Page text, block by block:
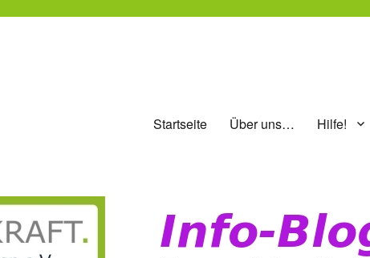
Startseite Über uns… Hilfe!